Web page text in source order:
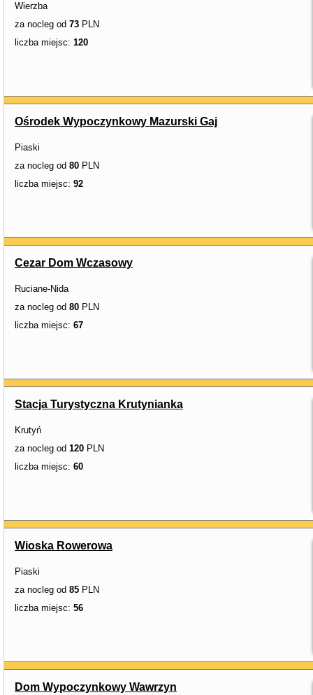
Wierzba
za nocleg od 73 PLN
liczba miejsc: 120
Ośrodek Wypoczynkowy Mazurski Gaj
Piaski
za nocleg od 80 PLN
liczba miejsc: 92
Cezar Dom Wczasowy
Ruciane-Nida
za nocleg od 80 PLN
liczba miejsc: 67
Stacja Turystyczna Krutynianka
Krutyń
za nocleg od 120 PLN
liczba miejsc: 60
Wioska Rowerowa
Piaski
za nocleg od 85 PLN
liczba miejsc: 56
Dom Wypoczynkowy Wawrzyn